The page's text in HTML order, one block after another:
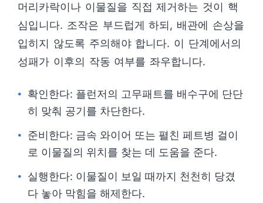
머리카락이나 이물질을 직접 제거하는 것이 핵
심입니다. 조작은 부드럽게 하되, 배관에 손상을
입히지 않도록 주의해야 합니다. 이 단계에서의
성패가 이후의 작동 여부를 좌우합니다.
확인한다: 플런저의 고무패트를 배수구에 단단
히 맞춰 공기를 차단한다.
준비한다: 금속 와이어 또는 펼친 페트병 걸이
로 이물질의 위치를 찾는 데 도움을 준다.
실행한다: 이물질이 보일 때까지 천천히 당겼
다 놓아 막힘을 해제한다.